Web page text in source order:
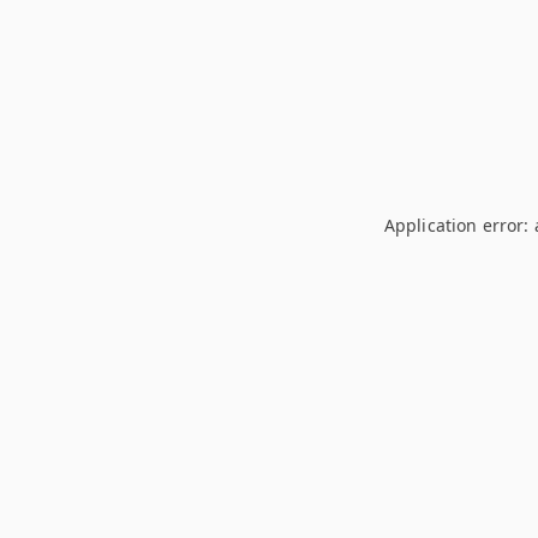
Application error: